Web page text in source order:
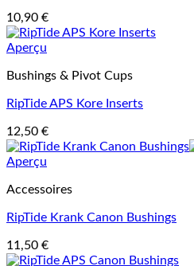
10,90 €
Aperçu
Bushings & Pivot Cups
RipTide APS Kore Inserts
12,50 €
Aperçu
Accessoires
RipTide Krank Canon Bushings
11,50 €